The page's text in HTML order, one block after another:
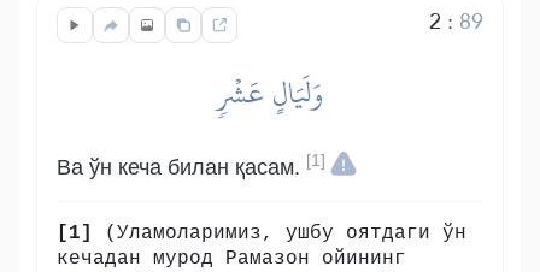
2 : 89
وَلَيَالٍ عَشۡرٖ
Ва ўн кеча билан қасам. [1]
[1]
(Уламоларимиз, ушбу оятдаги ўн
кечадан мурод Рамазон ойининг